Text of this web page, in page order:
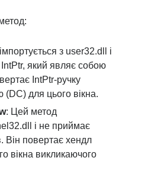
з user32.dll і
який являє собою
IntPtr-ручку
(DC) для цього вікна.
: Цей метод
і не приймає
Він повертає хендл
вікна викликаючого